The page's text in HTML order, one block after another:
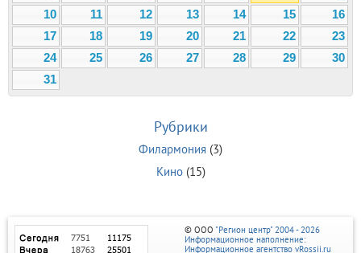
10
11 12 13 14 15
16
17
18 19 20 21 22
23
24
25 26 27 28 29
30
31
Рубрики
Филармония (3)
Кино(15)
© ООО "Регион центр" 2004 - 2026
Информационное наполнение:
Информационное агентство vRossii.ru